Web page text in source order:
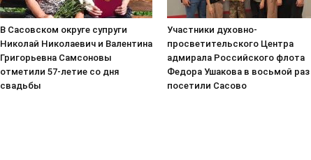
В Сасовском округе супруги
Николай Николаевич и Валентина
Григорьевна Самсоновы
отметили 57-летие со дня
свадьбы
Участники духовно-
просветительского Центра
адмирала Российского флота
Федора Ушакова в восьмой раз
посетили Сасово